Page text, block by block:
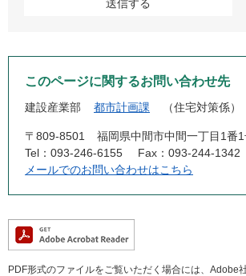
このページに関するお問い合わせ先
建設産業部 都市計画課 住宅対策係
〒809-8501
福岡県中間市中間一丁目1番
Tel：093-246-6155
Fax：093-244-1342
メールでのお問い合わせはこちら
PDF形式のファイルをご覧いただく場合には、Adobe